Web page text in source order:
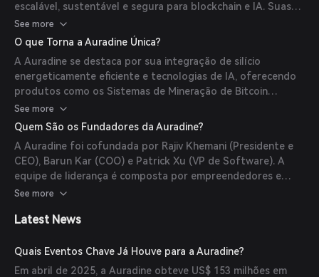
escalável, sustentável e segura para blockchain e IA. Suas
ofertas incluem os Sistemas de Mineração de Bitcoin
Teraflux™ e as soluções de rede AuraLinks™ para data
centers de IA.
See more
O que Torna a Auradine Única?
A Auradine se destaca por sua integração de silício
energeticamente eficiente e tecnologias de IA, oferecendo
produtos como os Sistemas de Mineração de Bitcoin
Teraflux™, que incluem mineradores refrigerados a ar, por
imersão e hidro-refrigeração. Esses sistemas são
propriedade. Além disso, sua iniciativa AuraLinks™ atende
às necessidades de rede para data centers de IA.
See more
Quem São os Fundadores da Auradine?
A Auradine foi cofundada por Rajiv Khemani (Presidente e
CEO), Barun Kar (COO) e Patrick Xu (VP de Software). A
equipe de liderança é composta por empreendedores e
tecnólogos experientes com passagens por empresas como
See more
Latest News
Quais Eventos Chave Já Houve para a Auradine?
Em abril de 2025, a Auradine obteve US$ 153 milhões em